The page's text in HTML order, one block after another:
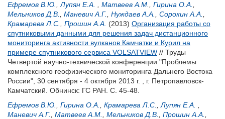
Ефремов В.Ю.
Лупян Е.А. Матвеев А.М. Гирина О.А.
Мельников Д.В.
Маневич А.Г. Нуждаев А.А. Сорокин А.А.
Крамарева Л.С.
Прошин А.А. (2013) Организация работы со
спутниковыми данными для решения задач дистанционного
мониторинга активности вулканов Камчатки и Курил на
примере спутникового сервиса VOLSATVIEW // Труды
Четвертой научно-технической конференции "Проблемы
комплексного геофизического мониторинга Дальнего Востока
России", 30 сентября - 4 октября 2013 г. , г. Петропавловск-
Камчатский. Обнинск: ГС РАН. С. 45-48.
Ефремов В.Ю.
Гирина О.А. Крамарева Л.С. Лупян Е.А.
Маневич А.Г.
Матвеев А.М. Мельников Д.В. Прошин А.А.